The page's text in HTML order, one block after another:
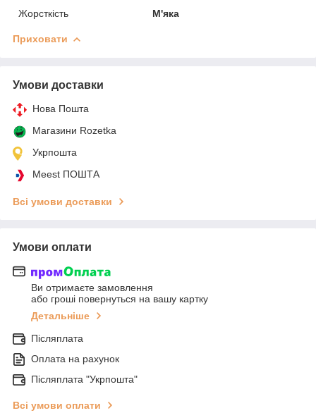
Жорсткість
М'яка
Приховати
Умови доставки
Нова Пошта
Магазини Rozetka
Укрпошта
Meest ПОШТА
Всі умови доставки
Умови оплати
Ви отримаєте замовлення
або гроші повернуться на вашу картку
Детальніше
Післяплата
Оплата на рахунок
Післяплата "Укрпошта"
Всі умови оплати